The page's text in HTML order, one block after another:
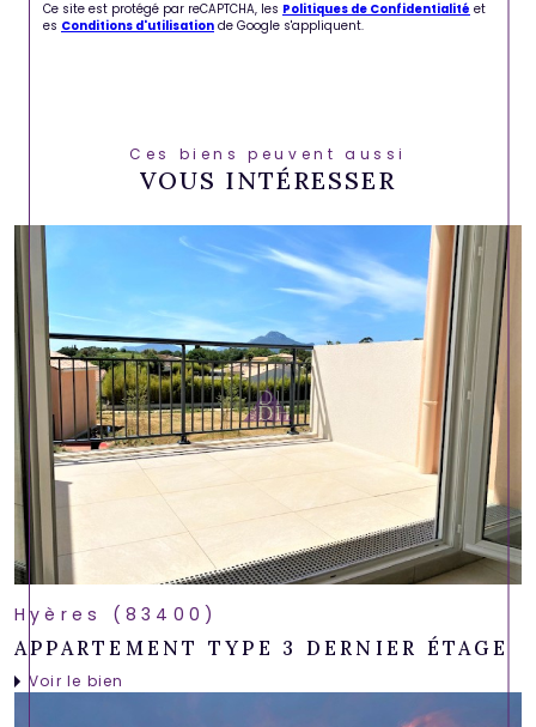
Ce site est protégé par reCAPTCHA, les Politiques de Confidentialité et
es Conditions d'utilisation de Google s'appliquent.
Ces biens peuvent aussi
VOUS INTÉRESSER
Hyères (83400)
APPARTEMENT TYPE 3 DERNIER ÉTAGE
Voir le bien